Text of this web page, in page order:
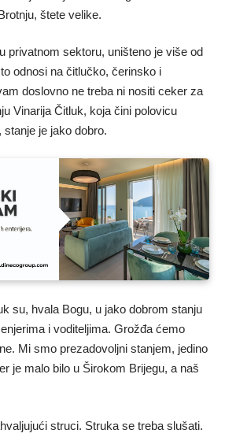
štete velike.
privatnom sektoru, uništeno je više od
odnosi na čitlučko, čerinsko i
doslovno ne treba ni nositi ceker za
Vinarija Čitluk, koja čini polovicu
je jako dobro.
su, hvala Bogu, u jako dobrom stanju
i voditeljima. Grožđa ćemo
Mi smo prezadovoljni stanjem, jedino
je malo bilo u Širokom Brijegu, a naš
struci. Struka se treba slušati.